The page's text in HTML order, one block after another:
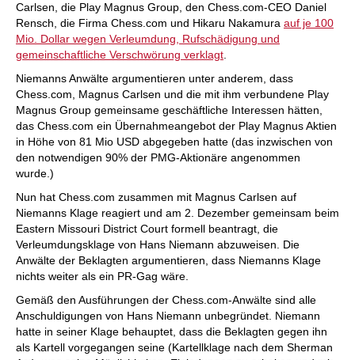
Carlsen, die Play Magnus Group, den Chess.com-CEO Daniel
Rensch, die Firma Chess.com und Hikaru Nakamura auf je 100
Mio. Dollar wegen Verleumdung, Rufschädigung und
gemeinschaftliche Verschwörung verklagt
Niemanns Anwälte argumentieren unter anderem, dass
Chess.com, Magnus Carlsen und die mit ihm verbundene Play
Magnus Group gemeinsame geschäftliche Interessen hätten,
das Chess.com ein Übernahmeangebot der Play Magnus Aktien
in Höhe von 81 Mio USD abgegeben hatte (das inzwischen von
den notwendigen 90% der PMG-Aktionäre angenommen
wurde.)
Nun hat Chess.com zusammen mit Magnus Carlsen auf
Niemanns Klage reagiert und am 2. Dezember gemeinsam beim
Eastern Missouri District Court formell beantragt, die
Verleumdungsklage von Hans Niemann abzuweisen. Die
Anwälte der Beklagten argumentieren, dass Niemanns Klage
nichts weiter als ein PR-Gag wäre.
Gemäß den Ausführungen der Chess.com-Anwälte sind alle
Anschuldigungen von Hans Niemann unbegründet. Niemann
hatte in seiner Klage behauptet, dass die Beklagten gegen ihn
als Kartell vorgegangen seine (Kartellklage nach dem Sherman